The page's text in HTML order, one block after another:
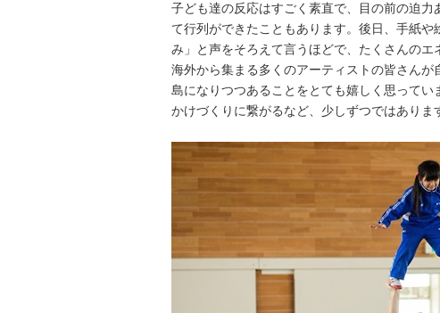
子ども達の反応はすごく素直で、目の前の迫
て行列ができたこともあります。後日、手紙
み」と声をそろえて言うほどで、たくさんのエ
海外から集まる多くのアーティストの皆さん
島になりつつあることをとても嬉しく思って
かけづくりに繋がるなど、少しずつではありま